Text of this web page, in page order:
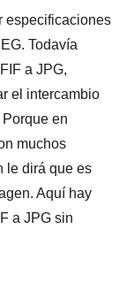
especificaciones
Todavía
a JPG,
el intercambio
en
muchos
le dirá que es
Aquí hay
a JPG sin